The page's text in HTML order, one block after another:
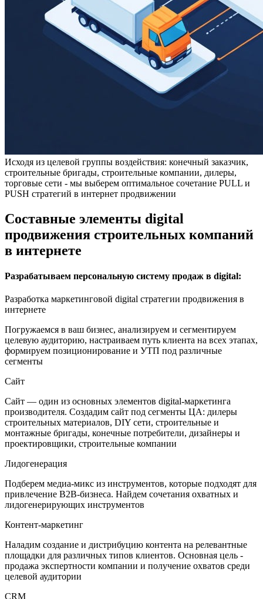
Исходя из целевой группы воздействия: конечный заказчик,
строительные бригады, строительные компании, дилеры,
торговые сети - мы выберем оптимальное сочетание PULL и
PUSH стратегий в интернет продвижении
Составные элементы digital
продвижения строительных компаний
в интернете
Разрабатываем персональную систему продаж в digital:
Разработка маркетинговой digital стратегии продвижения в
интернете
Погружаемся в ваш бизнес, анализируем и сегментируем
целевую аудиторию, настраиваем путь клиента на всех этапах,
формируем позиционирование и УТП под различные
сегменты
Сайт
Сайт — один из основных элементов digital-маркетинга
производителя. Создадим сайт под сегменты ЦА: дилеры
строительных материалов, DIY сети, строительные и
монтажные бригады, конечные потребители, дизайнеры и
проектировщики, строительные компании
Лидогенерация
Подберем медиа-микс из инструментов, которые подходят для
привлечение B2B-бизнеса. Найдем сочетания охватных и
лидогенерирующих инструментов
Контент-маркетинг
Наладим создание и дистрибуцию контента на релевантные
площадки для различных типов клиентов. Основная цель -
продажа экспертности компании и получение охватов среди
целевой аудитории
CRM